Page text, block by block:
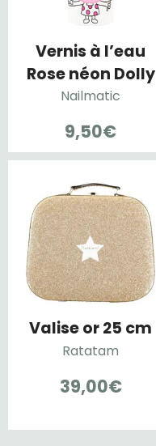
Vernis à l’eau
Rose néon Dolly
Nailmatic
9,50€
Valise or 25 cm
Ratatam
39,00€